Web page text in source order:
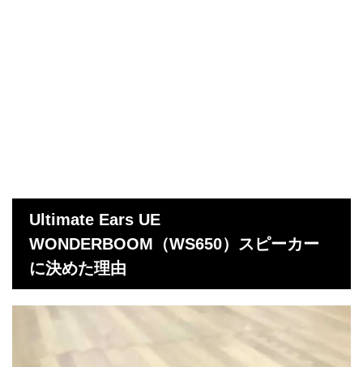
Ultimate Ears UE
WONDERBOOM（WS650）スピーカー
に決めた理由